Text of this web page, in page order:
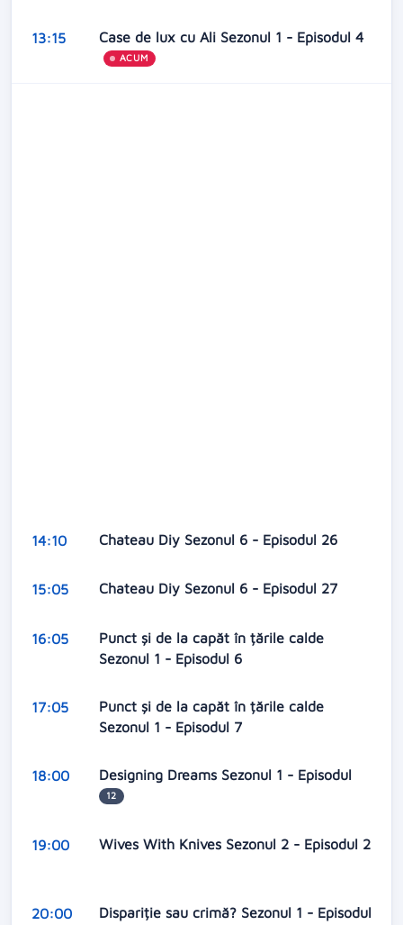
13:15 Case de lux cu Ali Sezonul 1 - Episodul 4
ACUM
14:10 Chateau Diy Sezonul 6 - Episodul 26
15:05 Chateau Diy Sezonul 6 - Episodul 27
16:05
Punct și de la capăt în țările calde
Sezonul 1 - Episodul 6
17:05
Punct și de la capăt în țările calde
Sezonul 1 - Episodul 7
18:00 Designing Dreams Sezonul 1 - Episodul
12
19:00 Wives With Knives Sezonul 2 - Episodul 2
20:00 Dispariție sau crimă? Sezonul 1 - Episodul